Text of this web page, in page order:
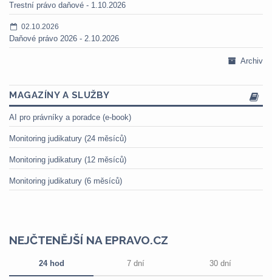
Trestní právo daňové - 1.10.2026
02.10.2026
Daňové právo 2026 - 2.10.2026
Archiv
MAGAZÍNY A SLUŽBY
AI pro právníky a poradce (e-book)
Monitoring judikatury (24 měsíců)
Monitoring judikatury (12 měsíců)
Monitoring judikatury (6 měsíců)
NEJČTENĚJŠÍ NA EPRAVO.CZ
24 hod 7 dní 30 dní